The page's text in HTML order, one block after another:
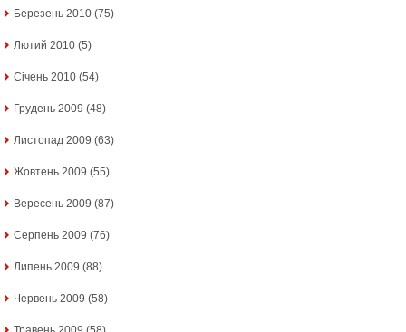
Березень 2010 (75)
Лютий 2010 (5)
Січень 2010 (54)
Грудень 2009 (48)
Листопад 2009 (63)
Жовтень 2009 (55)
Вересень 2009 (87)
Серпень 2009 (76)
Липень 2009 (88)
Червень 2009 (58)